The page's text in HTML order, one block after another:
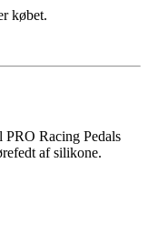
købet.
PRO Racing Pedals
af silikone.